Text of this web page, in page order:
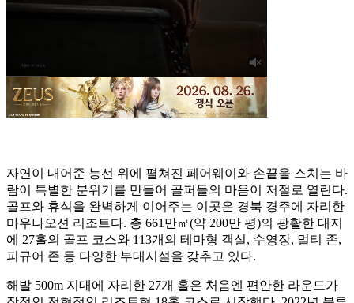
자연이 내어준 능선 위에 펼쳐진 페어웨이와 손끝을 스치는 바
람이 특별한 분위기를 만들어 골퍼들의 마음이 저절로 열린다.
골프와 휴식을 완벽하게 이어주는 이곳은 경북 경주에 자리한
마우나오션 리조트다. 총 661만㎡(약 200만 평)의 광활한 대지
에 27홀의 골프 코스와 113개의 테마형 객실, 수영장, 멀티 존,
피규어 존 등 다양한 부대시설을 갖추고 있다.
해발 500m 지대에 자리한 27개 홀은 처음엔 편안한 라운드가